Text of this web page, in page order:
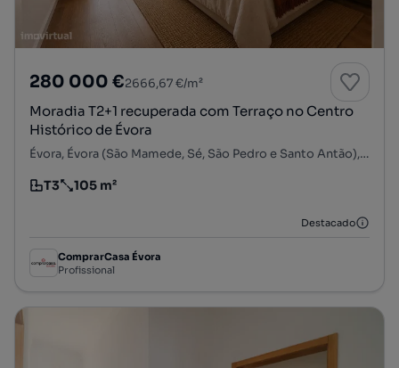
280 000 €2666,67 €/m²
Moradia T2+1 recuperada com Terraço no Centro
Histórico de Évora
Évora, Évora (São Mamede, Sé, São Pedro e Santo Antão), Évora, Évora
Tipologia
T3
Preço por metro quadrado
105 m²
Destacado
ComprarCasa Évora
Profissional